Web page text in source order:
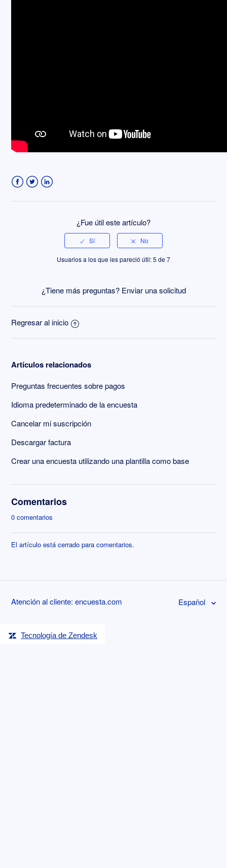
¿Fue útil este artículo?
Usuarios a los que les pareció útil: 5 de 7
¿Tiene más preguntas? Enviar una solicitud
Regresar al inicio
Artículos relacionados
Preguntas frecuentes sobre pagos
Idioma predeterminado de la encuesta
Cancelar mi suscripción
Descargar factura
Crear una encuesta utilizando una plantilla como base
Comentarios
0 comentarios
El artículo está cerrado para comentarios.
Atención al cliente: encuesta.com Español
Tecnología de Zendesk